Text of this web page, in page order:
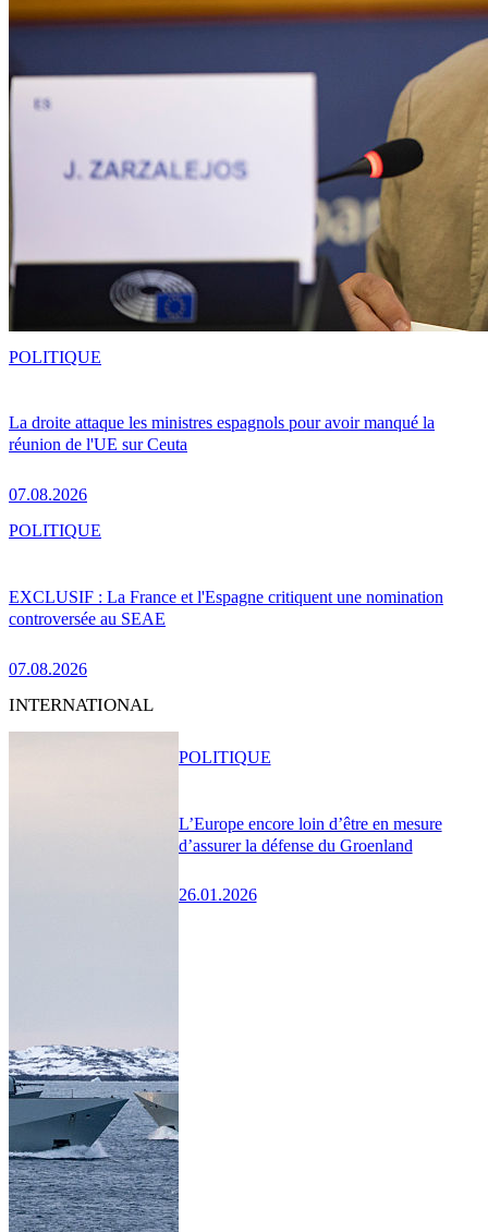
La droite attaque les ministres espagnols pour avoir manqué la
réunion de l'UE sur Ceuta
07.08.2026
POLITIQUE
EXCLUSIF : La France et l'Espagne critiquent une nomination
controversée au SEAE
07.08.2026
POLITIQUE
INTERNATIONAL
L’Europe encore loin d’être en mesure
d’assurer la défense du Groenland
26.01.2026
POLITIQUE